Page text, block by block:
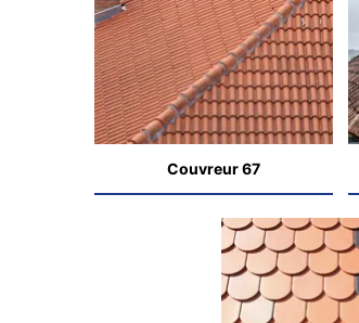
Couvreur 67